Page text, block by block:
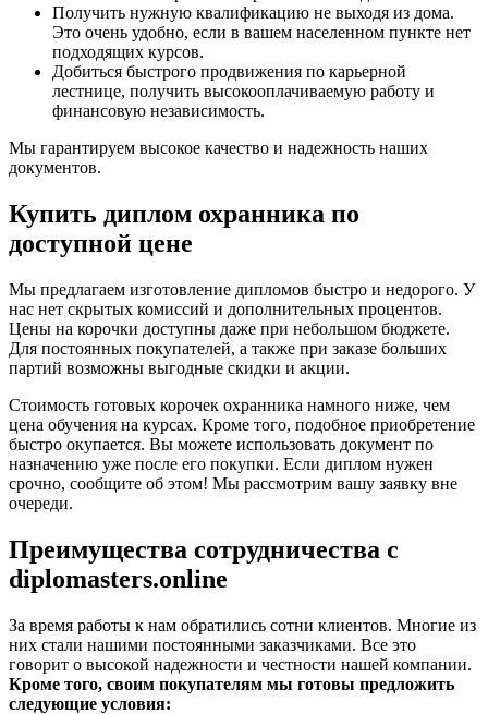
Получить нужную квалификацию не выходя из дома.
Это очень удобно, если в вашем населенном пункте нет
подходящих курсов.
Добиться быстрого продвижения по карьерной
лестнице, получить высокооплачиваемую работу и
финансовую независимость.
Мы гарантируем высокое качество и надежность наших
документов.
Купить диплом охранника по
доступной цене
Мы предлагаем изготовление дипломов быстро и недорого. У
нас нет скрытых комиссий и дополнительных процентов.
Цены на корочки доступны даже при небольшом бюджете.
Для постоянных покупателей, а также при заказе больших
партий возможны выгодные скидки и акции.
Стоимость готовых корочек охранника намного ниже, чем
цена обучения на курсах. Кроме того, подобное приобретение
быстро окупается. Вы можете использовать документ по
назначению уже после его покупки. Если диплом нужен
срочно, сообщите об этом! Мы рассмотрим вашу заявку вне
очереди.
Преимущества сотрудничества с
diplomasters.online
За время работы к нам обратились сотни клиентов. Многие из
них стали нашими постоянными заказчиками. Все это
говорит о высокой надежности и честности нашей компании.
Кроме того, своим покупателям мы готовы предложить
следующие условия: